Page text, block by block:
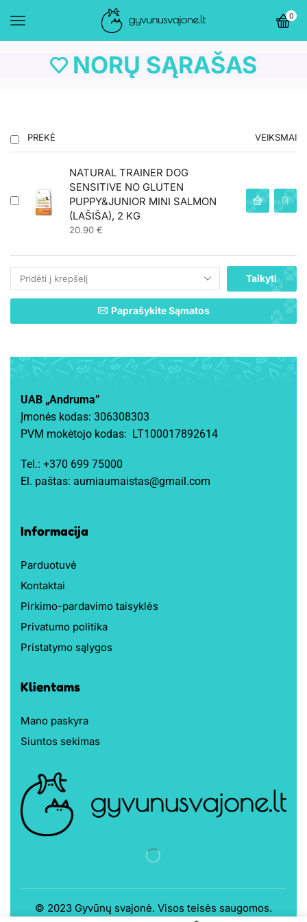
0
NORŲ SĄRAŠAS
PREKĖ VEIKSMAI
NATURAL TRAINER DOG
SENSITIVE NO GLUTEN
PUPPY&JUNIOR MINI SALMON
(LAŠIŠA), 2 KG
20.90 €
Taikyti
Paprašykite Sąmatos
UAB „Andruma”
Įmonės kodas: 306308303
PVM mokėtojo kodas: LT100017892614
Tel.: +370 699 75000
El. paštas: aumiaumaistas@gmail.com
Informacija
Parduotuvė
Kontaktai
Pirkimo-pardavimo taisyklės
Privatumo politika
Pristatymo sąlygos
Klientams
Mano paskyra
Siuntos sekimas
© 2023 Gyvūnų svajonė. Visos teisės saugomos.